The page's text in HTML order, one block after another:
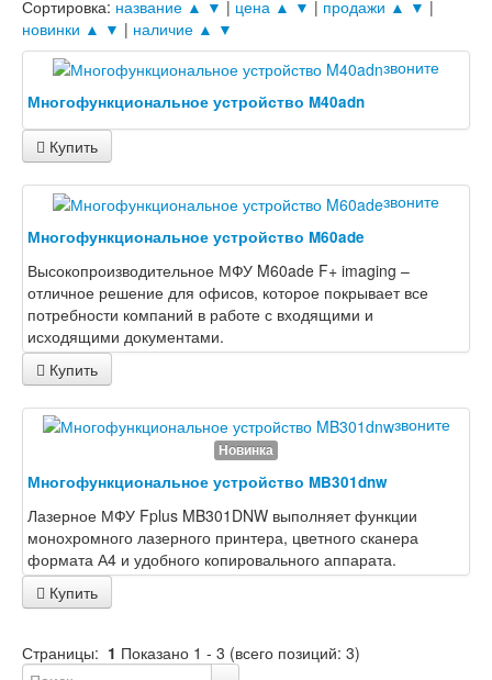
Сортировка: название ▲ ▼ | цена ▲ ▼ | продажи ▲ ▼ |
новинки ▲ ▼ | наличие ▲ ▼
звоните
Многофункциональное устройство M40adn
Купить
звоните
Многофункциональное устройство M60ade
Высокопроизводительное МФУ M60ade F+ imaging –
отличное решение для офисов, которое покрывает все
потребности компаний в работе с входящими и
исходящими документами.
Купить
звоните
Новинка
Многофункциональное устройство MB301dnw
Лазерное МФУ Fplus MB301DNW выполняет функции
монохромного лазерного принтера, цветного сканера
формата А4 и удобного копировального аппарата.
Купить
Страницы: 1 Показано 1 - 3 (всего позиций: 3)